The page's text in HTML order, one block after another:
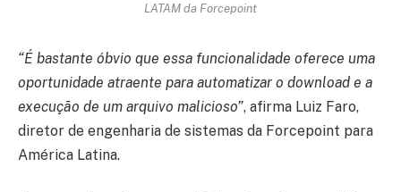
LATAM da Forcepoint
“É bastante óbvio que essa funcionalidade oferece uma
oportunidade atraente para automatizar o download e a
execução de um arquivo malicioso”, afirma Luiz Faro,
diretor de engenharia de sistemas da Forcepoint para
América Latina.